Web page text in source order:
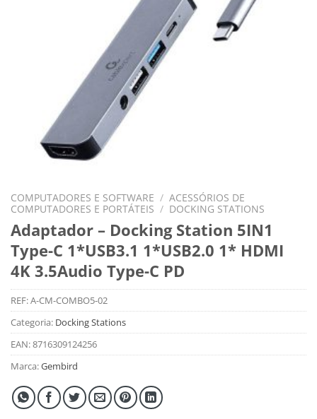
COMPUTADORES E SOFTWARE / ACESSÓRIOS DE
COMPUTADORES E PORTÁTEIS / DOCKING STATIONS
Adaptador – Docking Station 5IN1
Type-C 1*USB3.1 1*USB2.0 1* HDMI
4K 3.5Audio Type-C PD
REF:A-CM-COMBO5-02
Categoria: Docking Stations
EAN:8716309124256
Marca:Gembird